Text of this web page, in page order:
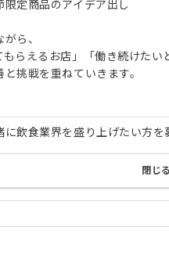
限定商品のアイデア出し
ら、
もらえるお店」「働き続けたい
挑戦を重ねていきます。
飲食業界を盛り上げたい方を
閉じる